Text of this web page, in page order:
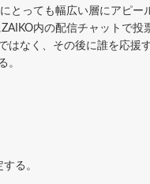
とっても幅広い層にアピー
内の配信チャットで投
なく、その後に誰を応援
。
る。